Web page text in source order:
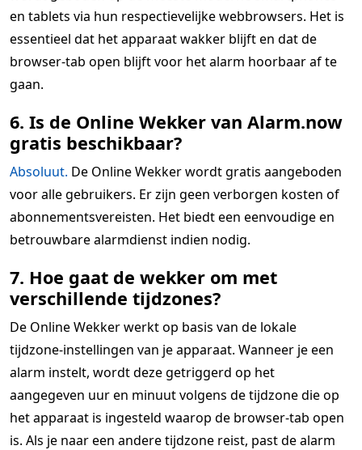
en tablets via hun respectievelijke webbrowsers. Het is
essentieel dat het apparaat wakker blijft en dat de
browser-tab open blijft voor het alarm hoorbaar af te
gaan.
6. Is de Online Wekker van Alarm.now
gratis beschikbaar?
Absoluut. De Online Wekker wordt gratis aangeboden
voor alle gebruikers. Er zijn geen verborgen kosten of
abonnementsvereisten. Het biedt een eenvoudige en
betrouwbare alarmdienst indien nodig.
7. Hoe gaat de wekker om met
verschillende tijdzones?
De Online Wekker werkt op basis van de lokale
tijdzone-instellingen van je apparaat. Wanneer je een
alarm instelt, wordt deze getriggerd op het
aangegeven uur en minuut volgens de tijdzone die op
het apparaat is ingesteld waarop de browser-tab open
is. Als je naar een andere tijdzone reist, past de alarm